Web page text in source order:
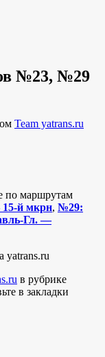
№23, №29
Team yatrans.ru
по маршрутам
й мкрн, №29:
Гл. —
yatrans.ru
в рубрике
в закладки